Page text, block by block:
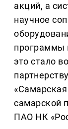
акций, а
научное
программы
это стало
самарской
ПАО НК